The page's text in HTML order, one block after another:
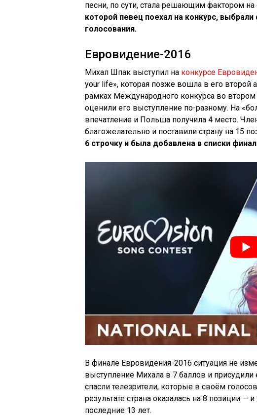
песни, по сути, стала решающим фактором
которой певец поехал на конкурс,
голосования.
Евровидение-2016
Михал Шпак выступил на конкурсе
your life», которая позже вошла в его
рамках Международного конкурса во
оценили его выступление по-разному. На
впечатление и Польша получила 4 место.
благожелательно и поставили страну на 15
6 строчку и была добавлена в списки
В финале Евровидения-2016 ситуация не
выступление Михала в 7 баллов и
спасли телезрители, которые в своём
результате страна оказалась на 8 позиции —
последние 13 лет.